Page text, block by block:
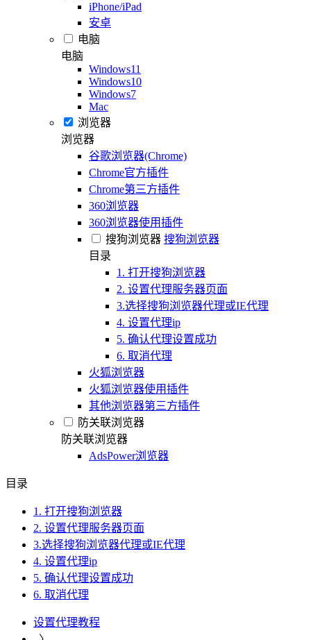
iPhone/iPad
安卓
电脑
电脑
Windows11
Windows10
Windows7
Mac
浏览器
浏览器
谷歌浏览器(Chrome)
Chrome官方插件
Chrome第三方插件
360浏览器
360浏览器使用插件
搜狗浏览器 搜狗浏览器
目录
1. 打开搜狗浏览器
2. 设置代理服务器页面
3.选择搜狗浏览器代理或IE代理
4. 设置代理ip
5. 确认代理设置成功
6. 取消代理
火狐浏览器
火狐浏览器使用插件
其他浏览器第三方插件
防关联浏览器
防关联浏览器
AdsPower浏览器
目录
1. 打开搜狗浏览器
2. 设置代理服务器页面
3.选择搜狗浏览器代理或IE代理
4. 设置代理ip
5. 确认代理设置成功
6. 取消代理
设置代理教程